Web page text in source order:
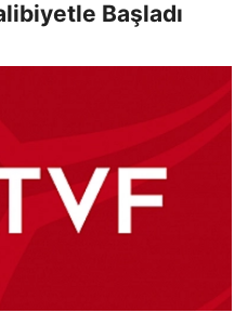
Başladı